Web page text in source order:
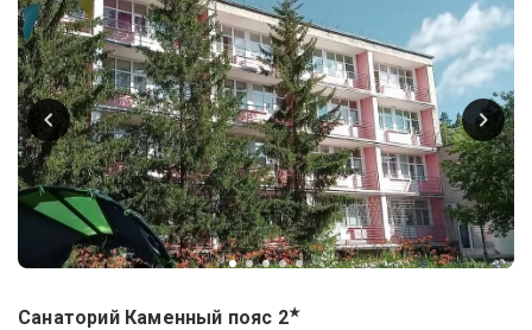
Санаторий Каменный пояс 2★